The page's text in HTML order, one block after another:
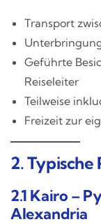
Transport
Geführte
Reiseleiter
Teilweise
Freizeit zur
2.
2.1 Kairo –
Alexandria